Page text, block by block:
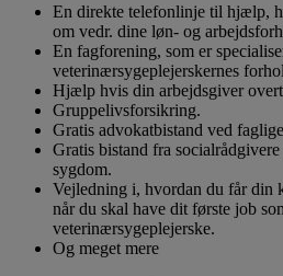
En direkte telefonlinje til hjælp,
om vedr. dine løn- og
En fagforening, som er
veterinærsygeplejerskernes
Hjælp hvis din arbejdsgiver
Gruppelivsforsikring.
Gratis advokatbistand ved
Gratis bistand fra
sygdom.
Vejledning i, hvordan du får din
når du skal have dit første job
veterinærsygeplejerske.
Og meget mere